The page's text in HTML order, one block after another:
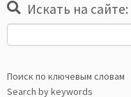
Искать на сайте:
Поиск по ключевым словам
Search by keywords